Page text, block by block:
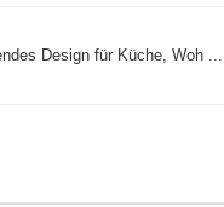
Design für Küche, Woh ...